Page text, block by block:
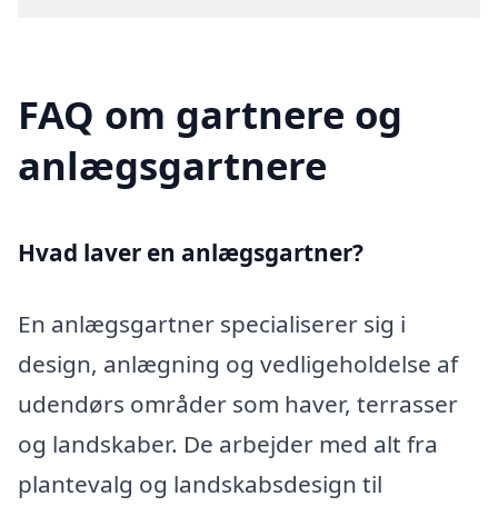
FAQ om gartnere og
anlægsgartnere
Hvad laver en anlægsgartner?
En anlægsgartner specialiserer sig i
design, anlægning og vedligeholdelse af
udendørs områder som haver, terrasser
og landskaber. De arbejder med alt fra
plantevalg og landskabsdesign til